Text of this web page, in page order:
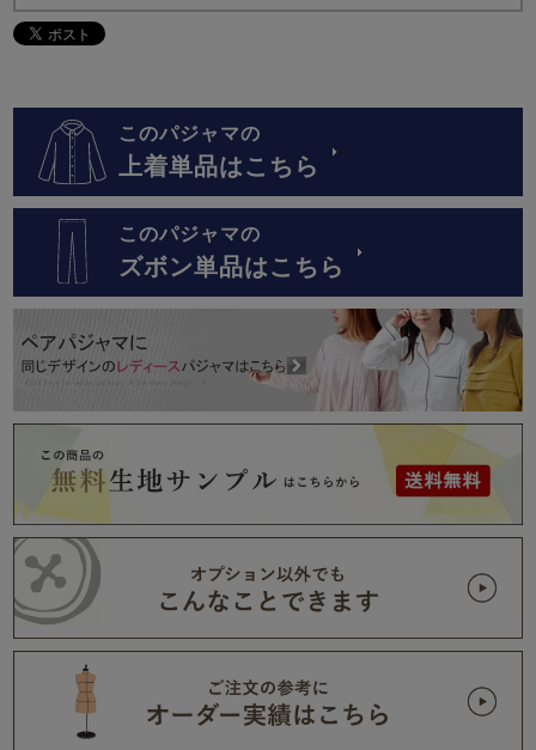
このパジャマの
上着単品はこちら
このパジャマの
ズボン単品はこちら